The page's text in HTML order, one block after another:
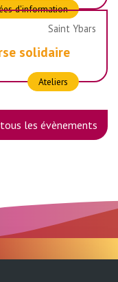
d'information
Saint Ybars
solidaire
Ateliers
les évènements